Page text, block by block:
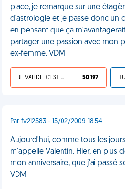
place, je remarque sur une
d'astrologie et je passe donc un
en pensant que ça
partager une passion avec mon
ex-femme. VDM
JE VALIDE, C'EST UNE VDM 50 197
Par fv212583 - 15/02/2009 18:54
Aujourd'hui, comme tous les
m'appelle Valentin. Hier, en plus
mon anniversaire, que j'ai passé
VDM